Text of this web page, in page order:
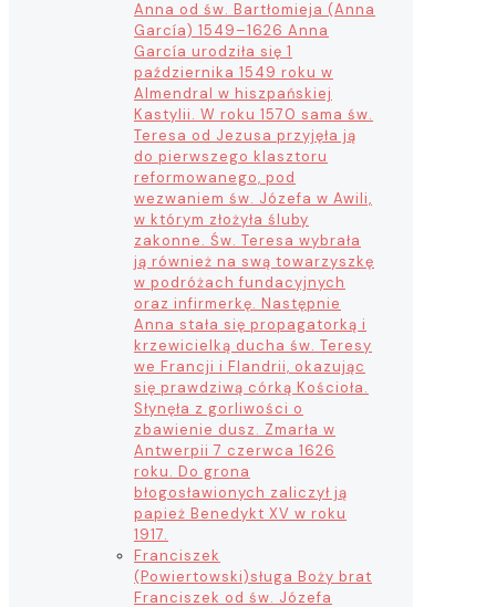
Anna od św. Bartłomieja (Anna
García) 1549–1626 Anna
García urodziła się 1
października 1549 roku w
Almendral w hiszpańskiej
Kastylii. W roku 1570 sama św.
Teresa od Jezusa przyjęła ją
do pierwszego klasztoru
reformowanego, pod
wezwaniem św. Józefa w Awili,
w którym złożyła śluby
zakonne. Św. Teresa wybrała
ją również na swą towarzyszkę
w podróżach fundacyjnych
oraz infirmerkę. Następnie
Anna stała się propagatorką i
krzewicielką ducha św. Teresy
we Francji i Flandrii, okazując
się prawdziwą córką Kościoła.
Słynęła z gorliwości o
zbawienie dusz. Zmarła w
Antwerpii 7 czerwca 1626
roku. Do grona
błogosławionych zaliczył ją
papież Benedykt XV w roku
1917.
Franciszek
(Powiertowski)sługa Boży brat
Franciszek od św. Józefa